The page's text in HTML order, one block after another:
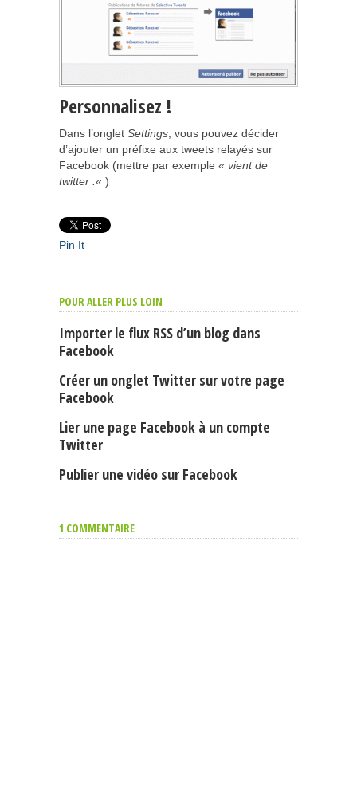
Personnalisez !
Dans l’onglet Settings , vous pouvez décider
d’ajouter un préfixe aux tweets relayés sur
Facebook (mettre par exemple « vient de
twitter :« )
Pin It
POUR ALLER PLUS LOIN
Importer le flux RSS d’un blog dans
Facebook
Créer un onglet Twitter sur votre page
Facebook
Lier une page Facebook à un compte
Twitter
Publier une vidéo sur Facebook
1 COMMENTAIRE